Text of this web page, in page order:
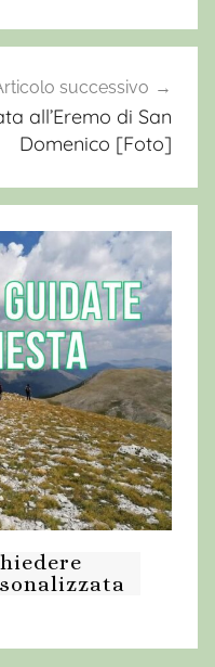
successivo
all’Eremo di San
Domenico [Foto]